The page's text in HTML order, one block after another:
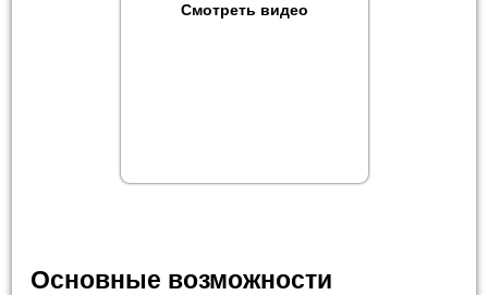
Смотреть видео
Основные возможности